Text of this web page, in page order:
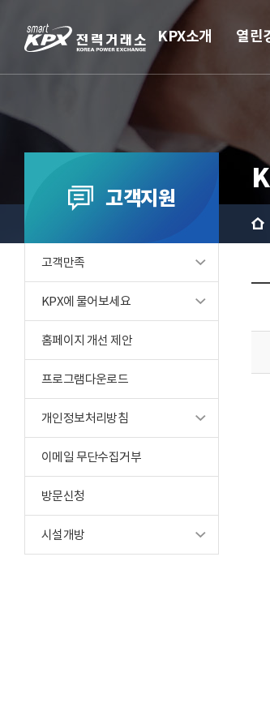
KPX소개 열린
고객지원
고객만족
KPX에 물어보세요
홈페이지 개선 제안
프로그램다운로드
개인정보처리방침
이메일 무단수집거부
방문신청
시설개방
홈